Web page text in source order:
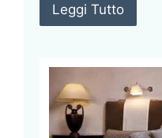
Leggi Tutto